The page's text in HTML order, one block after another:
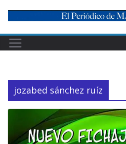
content
jozabed sánchez ruíz